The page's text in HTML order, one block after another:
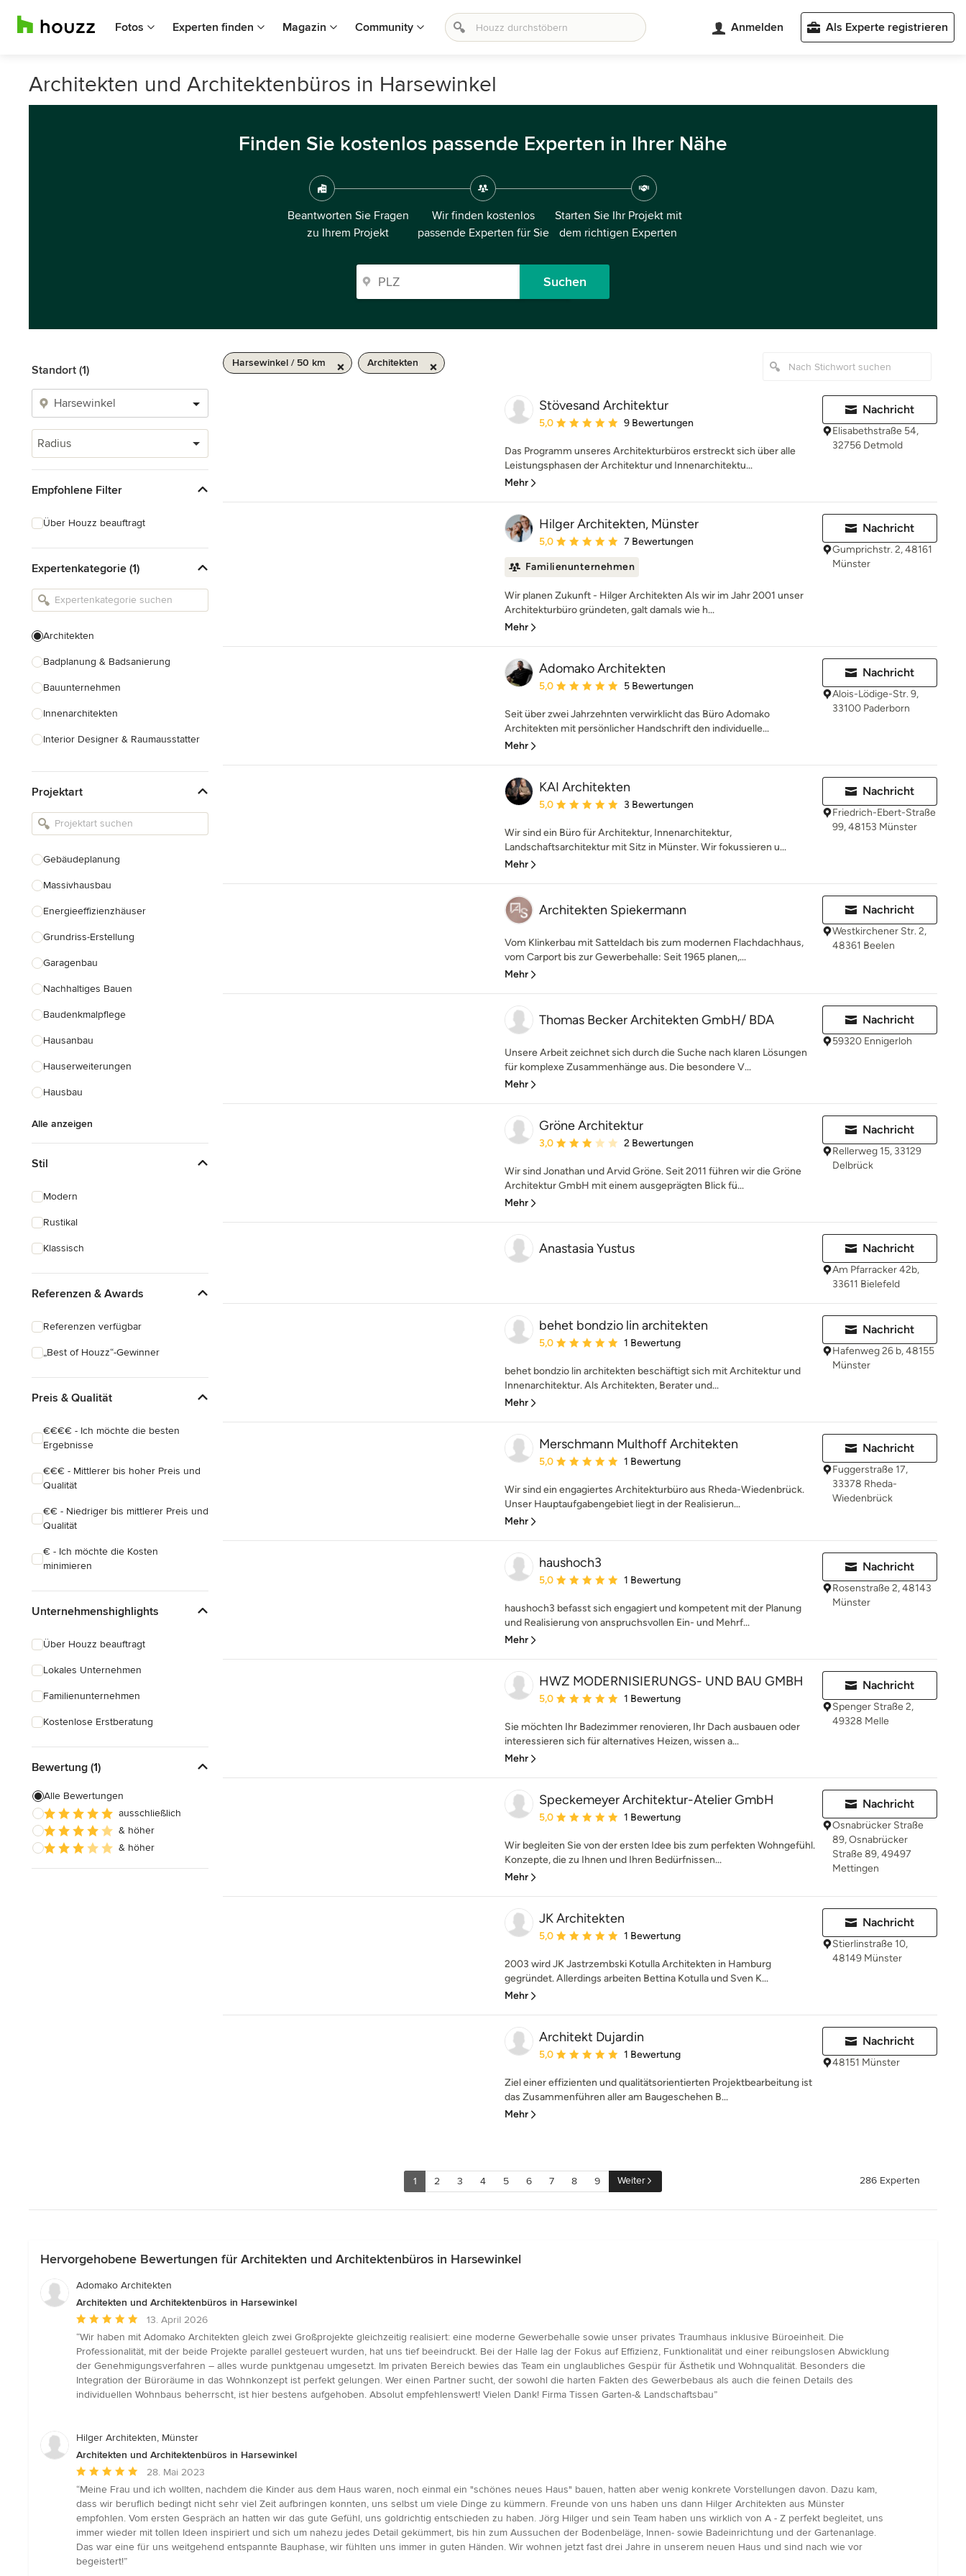
Fotos Experten finden Magazin Community Anmelden Als Experte registrieren
Architekten und Architektenbüros in Harsewinkel
Finden Sie kostenlos passende Experten in Ihrer Nähe
Beantworten Sie Fragen
zu Ihrem Projekt
Wir finden kostenlos
passende Experten für Sie
Starten Sie Ihr Projekt mit
dem richtigen Experten
Suchen
Standort (1)
Radius
Empfohlene Filter
Über Houzz beauftragt
Expertenkategorie (1)
Architekten
Badplanung & Badsanierung
Bauunternehmen
Innenarchitekten
Interior Designer & Raumausstatter
Landschaftsarchitekten
Armaturen & Sanitärbedarf
Einbauschränke
Projektart
Gebäudeplanung
Massivhausbau
Energieeffizienzhäuser
Grundriss-Erstellung
Garagenbau
Nachhaltiges Bauen
Baudenkmalpflege
Hausanbau
Hauserweiterungen
Hausbau
Alle anzeigen
Stil
Modern
Rustikal
Klassisch
Referenzen & Awards
Referenzen verfügbar
„Best of Houzz“-Gewinner
Preis & Qualität
€€€€ - Ich möchte die besten
Ergebnisse
€€€ - Mittlerer bis hoher Preis und
Qualität
€€ - Niedriger bis mittlerer Preis und
Qualität
€ - Ich möchte die Kosten
minimieren
Unternehmenshighlights
Über Houzz beauftragt
Lokales Unternehmen
Familienunternehmen
Kostenlose Erstberatung
Bewertung (1)
Alle Bewertungen
ausschließlich
& höher
& höher
Harsewinkel / 50 km Architekten
Stövesand Architektur
Durchschnittliche Bewertung: 5 von 5 Sternen
5,0 9 Bewertungen
Das Programm unseres Architekturbüros erstreckt sich über alle
Leistungsphasen der Architektur und Innenarchitektu...
Mehr
Nachricht
Elisabethstraße 54,
32756 Detmold
Hilger Architekten, Münster
Durchschnittliche Bewertung: 5 von 5 Sternen
5,0 7 Bewertungen
Familienunternehmen
Wir planen Zukunft - Hilger Architekten Als wir im Jahr 2001 unser
Architekturbüro gründeten, galt damals wie h...
Mehr
Nachricht
Gumprichstr. 2, 48161
Münster
Adomako Architekten
Durchschnittliche Bewertung: 5 von 5 Sternen
5,0 5 Bewertungen
Seit über zwei Jahrzehnten verwirklicht das Büro Adomako
Architekten mit persönlicher Handschrift den individuelle...
Mehr
Nachricht
Alois-Lödige-Str. 9,
33100 Paderborn
KAI Architekten
Durchschnittliche Bewertung: 5 von 5 Sternen
5,0 3 Bewertungen
Wir sind ein Büro für Architektur, Innenarchitektur,
Landschaftsarchitektur mit Sitz in Münster. Wir fokussieren u...
Mehr
Nachricht
Friedrich-Ebert-Straße
99, 48153 Münster
Architekten Spiekermann
Vom Klinkerbau mit Satteldach bis zum modernen Flachdachhaus,
vom Carport bis zur Gewerbehalle: Seit 1965 planen,...
Mehr
Nachricht
Westkirchener Str. 2,
48361 Beelen
Thomas Becker Architekten GmbH/ BDA
Unsere Arbeit zeichnet sich durch die Suche nach klaren Lösungen
für komplexe Zusammenhänge aus. Die besondere V...
Mehr
Nachricht
59320 Ennigerloh
Gröne Architektur
Durchschnittliche Bewertung: 3 von 5 Sternen
3,0 2 Bewertungen
Wir sind Jonathan und Arvid Gröne. Seit 2011 führen wir die Gröne
Architektur GmbH mit einem ausgeprägten Blick fü...
Mehr
Nachricht
Rellerweg 15, 33129
Delbrück
Anastasia Yustus Nachricht
Am Pfarracker 42b,
33611 Bielefeld
behet bondzio lin architekten
Durchschnittliche Bewertung: 5 von 5 Sternen
5,0 1 Bewertung
behet bondzio lin architekten beschäftigt sich mit Architektur und
Innenarchitektur. Als Architekten, Berater und...
Mehr
Nachricht
Hafenweg 26 b, 48155
Münster
Merschmann Multhoff Architekten
Durchschnittliche Bewertung: 5 von 5 Sternen
5,0 1 Bewertung
Wir sind ein engagiertes Architekturbüro aus Rheda-Wiedenbrück.
Unser Hauptaufgabengebiet liegt in der Realisierun...
Mehr
Nachricht
Fuggerstraße 17,
33378 Rheda-
Wiedenbrück
haushoch3
Durchschnittliche Bewertung: 5 von 5 Sternen
5,0 1 Bewertung
haushoch3 befasst sich engagiert und kompetent mit der Planung
und Realisierung von anspruchsvollen Ein- und Mehrf...
Mehr
Nachricht
Rosenstraße 2, 48143
Münster
HWZ MODERNISIERUNGS- UND BAU GMBH
Durchschnittliche Bewertung: 5 von 5 Sternen
5,0 1 Bewertung
Sie möchten Ihr Badezimmer renovieren, Ihr Dach ausbauen oder
interessieren sich für alternatives Heizen, wissen a...
Mehr
Nachricht
Spenger Straße 2,
49328 Melle
Speckemeyer Architektur-Atelier GmbH
Durchschnittliche Bewertung: 5 von 5 Sternen
5,0 1 Bewertung
Wir begleiten Sie von der ersten Idee bis zum perfekten Wohngefühl.
Konzepte, die zu Ihnen und Ihren Bedürfnissen...
Mehr
Nachricht
Osnabrücker Straße
89, Osnabrücker
Straße 89, 49497
Mettingen
JK Architekten
Durchschnittliche Bewertung: 5 von 5 Sternen
5,0 1 Bewertung
2003 wird JK Jastrzembski Kotulla Architekten in Hamburg
gegründet. Allerdings arbeiten Bettina Kotulla und Sven K...
Mehr
Nachricht
Stierlinstraße 10,
48149 Münster
Architekt Dujardin
Durchschnittliche Bewertung: 5 von 5 Sternen
5,0 1 Bewertung
Ziel einer effizienten und qualitätsorientierten Projektbearbeitung ist
das Zusammenführen aller am Baugeschehen B...
Mehr
Nachricht
48151 Münster
1 2 3 4 5 6 7 8 9 Weiter 286 Experten
Hervorgehobene Bewertungen für Architekten und Architektenbüros in Harsewinkel
Adomako Architekten
Architekten und Architektenbüros in Harsewinkel
Durchschnittliche
Bewertung:
5
von
5
Sternen
13. April 2026
“Wir haben mit Adomako Architekten gleich zwei Großprojekte gleichzeitig realisiert: eine moderne Gewerbehalle sowie unser privates Traumhaus inklusive Büroeinheit. Die
Professionalität, mit der beide Projekte parallel gesteuert wurden, hat uns tief beeindruckt. Bei der Halle lag der Fokus auf Effizienz, Funktionalität und einer reibungslosen Abwicklung
der Genehmigungsverfahren – alles wurde punktgenau umgesetzt. Im privaten Bereich bewies das Team ein unglaubliches Gespür für Ästhetik und Wohnqualität. Besonders die
Integration der Büroräume in das Wohnkonzept ist perfekt gelungen. Wer einen Partner sucht, der sowohl die harten Fakten des Gewerbebaus als auch die feinen Details des
individuellen Wohnbaus beherrscht, ist hier bestens aufgehoben. Absolut empfehlenswert! Vielen Dank! Firma Tissen Garten-& Landschaftsbau”
Hilger Architekten, Münster
Architekten und Architektenbüros in Harsewinkel
Durchschnittliche
Bewertung:
5
von
5
Sternen
28. Mai 2023
“Meine Frau und ich wollten, nachdem die Kinder aus dem Haus waren, noch einmal ein "schönes neues Haus" bauen, hatten aber wenig konkrete Vorstellungen davon. Dazu kam,
dass wir beruflich bedingt nicht sehr viel Zeit aufbringen konnten, uns selbst um viele Dinge zu kümmern. Freunde von uns haben uns dann Hilger Architekten aus Münster
empfohlen. Vom ersten Gespräch an hatten wir das gute Gefühl, uns goldrichtig entschieden zu haben. Jörg Hilger und sein Team haben uns wirklich von A - Z perfekt begleitet, uns
immer wieder mit tollen Ideen inspiriert und sich um nahezu jedes Detail gekümmert, bis hin zum Aussuchen der Bodenbeläge, Innen- sowie Badeinrichtung und der Gartenanlage.
Das war eine für uns weitgehend entspannte Bauphase, wir fühlten uns immer in guten Händen. Wir wohnen jetzt fast drei Jahre in unserem neuen Haus und sind nach wie vor
begeistert!”